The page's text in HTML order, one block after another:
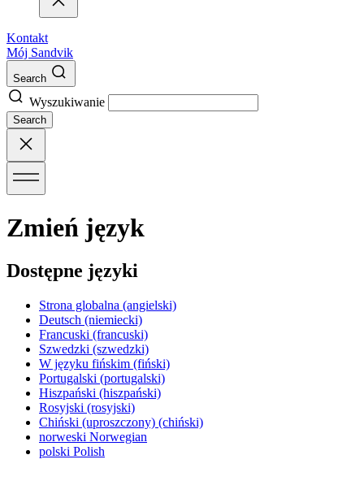
Kontakt
Mój Sandvik
Search
Wyszukiwanie
Search
Zmień język
Dostępne języki
Strona globalna (angielski)
Deutsch (niemiecki)
Francuski (francuski)
Szwedzki (szwedzki)
W języku fińskim (fiński)
Portugalski (portugalski)
Hiszpański (hiszpański)
Rosyjski (rosyjski)
Chiński (uproszczony) (chiński)
norweski Norwegian
polski Polish